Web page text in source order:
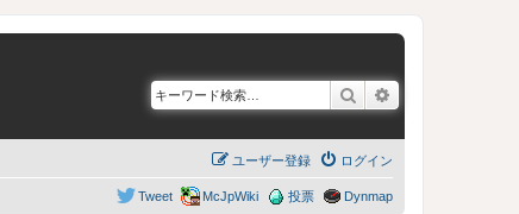
検索
ログイン
ユーザー登録
Dynmap
投票
McJpWiki
Tweet